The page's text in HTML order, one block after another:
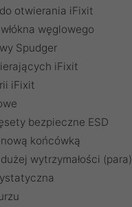
otwierania iFixit
węglowego
Spudger
iFixit
iFixit
bezpieczne ESD
końcówką
wytrzymałości (para)